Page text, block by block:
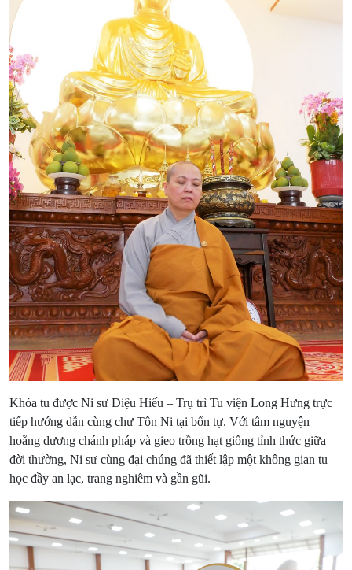
Khóa tu được Ni sư Diệu Hiếu – Trụ trì Tu viện Long Hưng trực
tiếp hướng dẫn cùng chư Tôn Ni tại bổn tự. Với tâm nguyện
hoằng dương chánh pháp và gieo trồng hạt giống tỉnh thức giữa
đời thường, Ni sư cùng đại chúng đã thiết lập một không gian tu
học đầy an lạc, trang nghiêm và gần gũi.